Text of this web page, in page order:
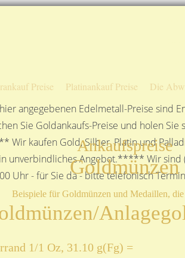
Preise Platinankauf Preise Die
angegebenen Edelmetall-Preise sind
Sie Goldankaufs-Preise und holen Sie
kaufen Gold, Silber, Platin und
unverbindliches Angebot.***** Wir sind
Uhr - für Sie da - bitte telefonisch
Ankaufspreise
Goldmünzen
Beispiele für Goldmünzen und Medaillen,
1/1 Oz, 31.10 g(Fg) =